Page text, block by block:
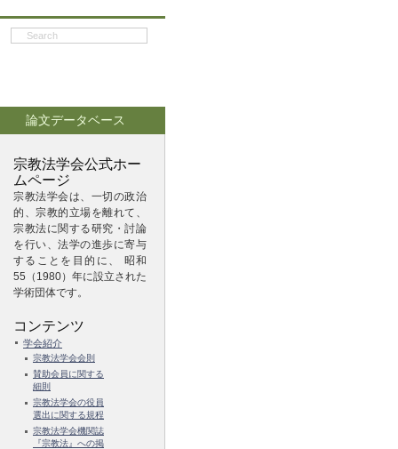
論文データベース
宗教法学会公式ホー
ムページ
宗教法学会は、一切の政治
的、宗教的立場を離れて、
宗教法に関する研究・討論
を行い、法学の進歩に寄与
することを目的に、 昭和
55（1980）年に設立された
学術団体です。
コンテンツ
学会紹介
宗教法学会会則
賛助会員に関する
細則
宗教法学会の役員
選出に関する規程
宗教法学会機関誌
『宗教法』への掲